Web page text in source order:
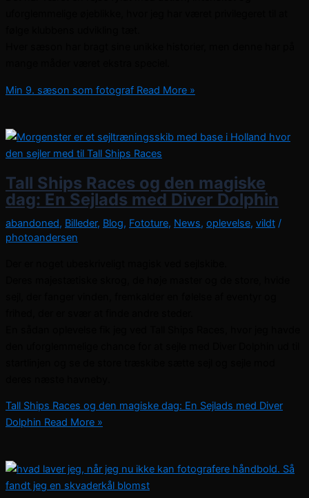
Min 9. sæson som fotograf Read More »
Tall Ships Races og den magiske
dag: En Sejlads med Diver Dolphin
abandoned, Billeder, Blog, Fototure, News, oplevelse, vildt /
photoandersen
Tall Ships Races og den magiske dag: En Sejlads med Diver
Dolphin Read More »